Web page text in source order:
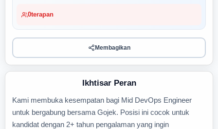
0terapan
Membagikan
Ikhtisar Peran
Kami membuka kesempatan bagi Mid DevOps Engineer
untuk bergabung bersama Gojek. Posisi ini cocok untuk
kandidat dengan 2+ tahun pengalaman yang ingin